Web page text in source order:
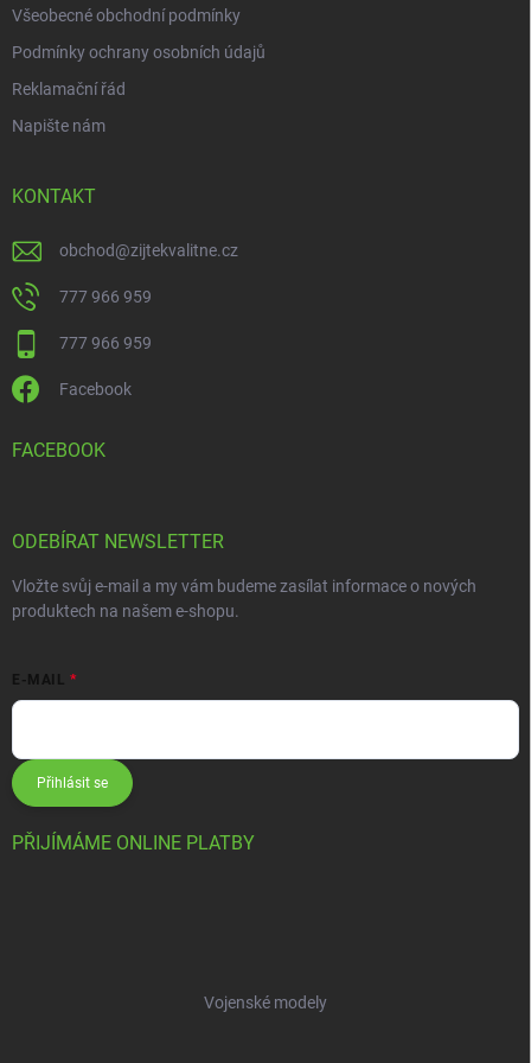
Všeobecné obchodní podmínky
Podmínky ochrany osobních údajů
Reklamační řád
Napište nám
KONTAKT
obchod@zijtekvalitne.cz
777 966 959
777 966 959
Facebook
FACEBOOK
ODEBÍRAT NEWSLETTER
Vložte svůj e-mail a my vám budeme zasílat informace o nových
produktech na našem e-shopu.
E-MAIL
Přihlásit se
PŘIJÍMÁME ONLINE PLATBY
Vojenské modely